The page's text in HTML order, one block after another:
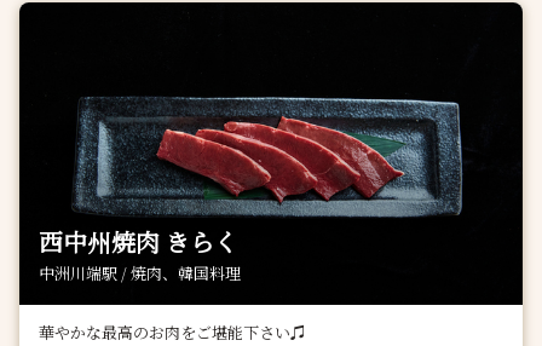
西中州焼肉 きらく
中洲川端駅 / 焼肉、韓国料理
華やかな最高のお肉をご堪能下さい♫